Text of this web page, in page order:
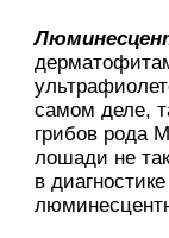
самом деле,
грибов рода
лошади не
в